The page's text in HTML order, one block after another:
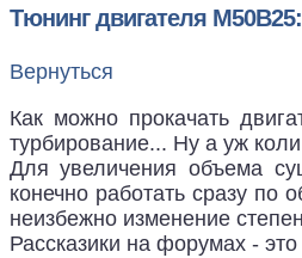
Тюнинг двигателя
Вернуться
Как можно прокачать
турбирование... Ну а уж
Для увеличения объема
конечно работать сразу
неизбежно изменение
Рассказики на форумах -